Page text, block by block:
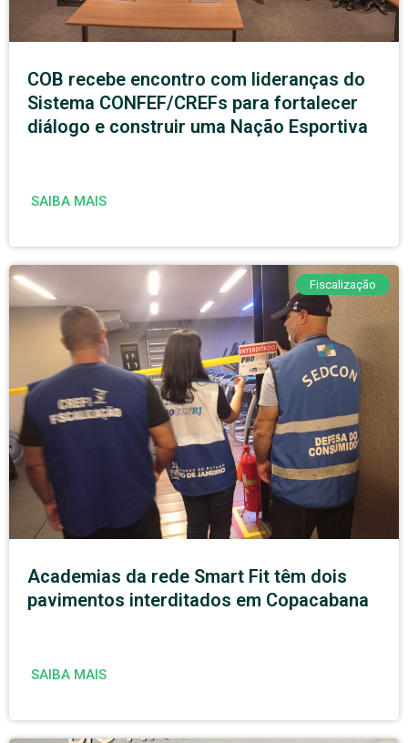
COB recebe encontro com lideranças do
Sistema CONFEF/CREFs para fortalecer
diálogo e construir uma Nação Esportiva
SAIBA MAIS
Fiscalização
Academias da rede Smart Fit têm dois
pavimentos interditados em Copacabana
SAIBA MAIS